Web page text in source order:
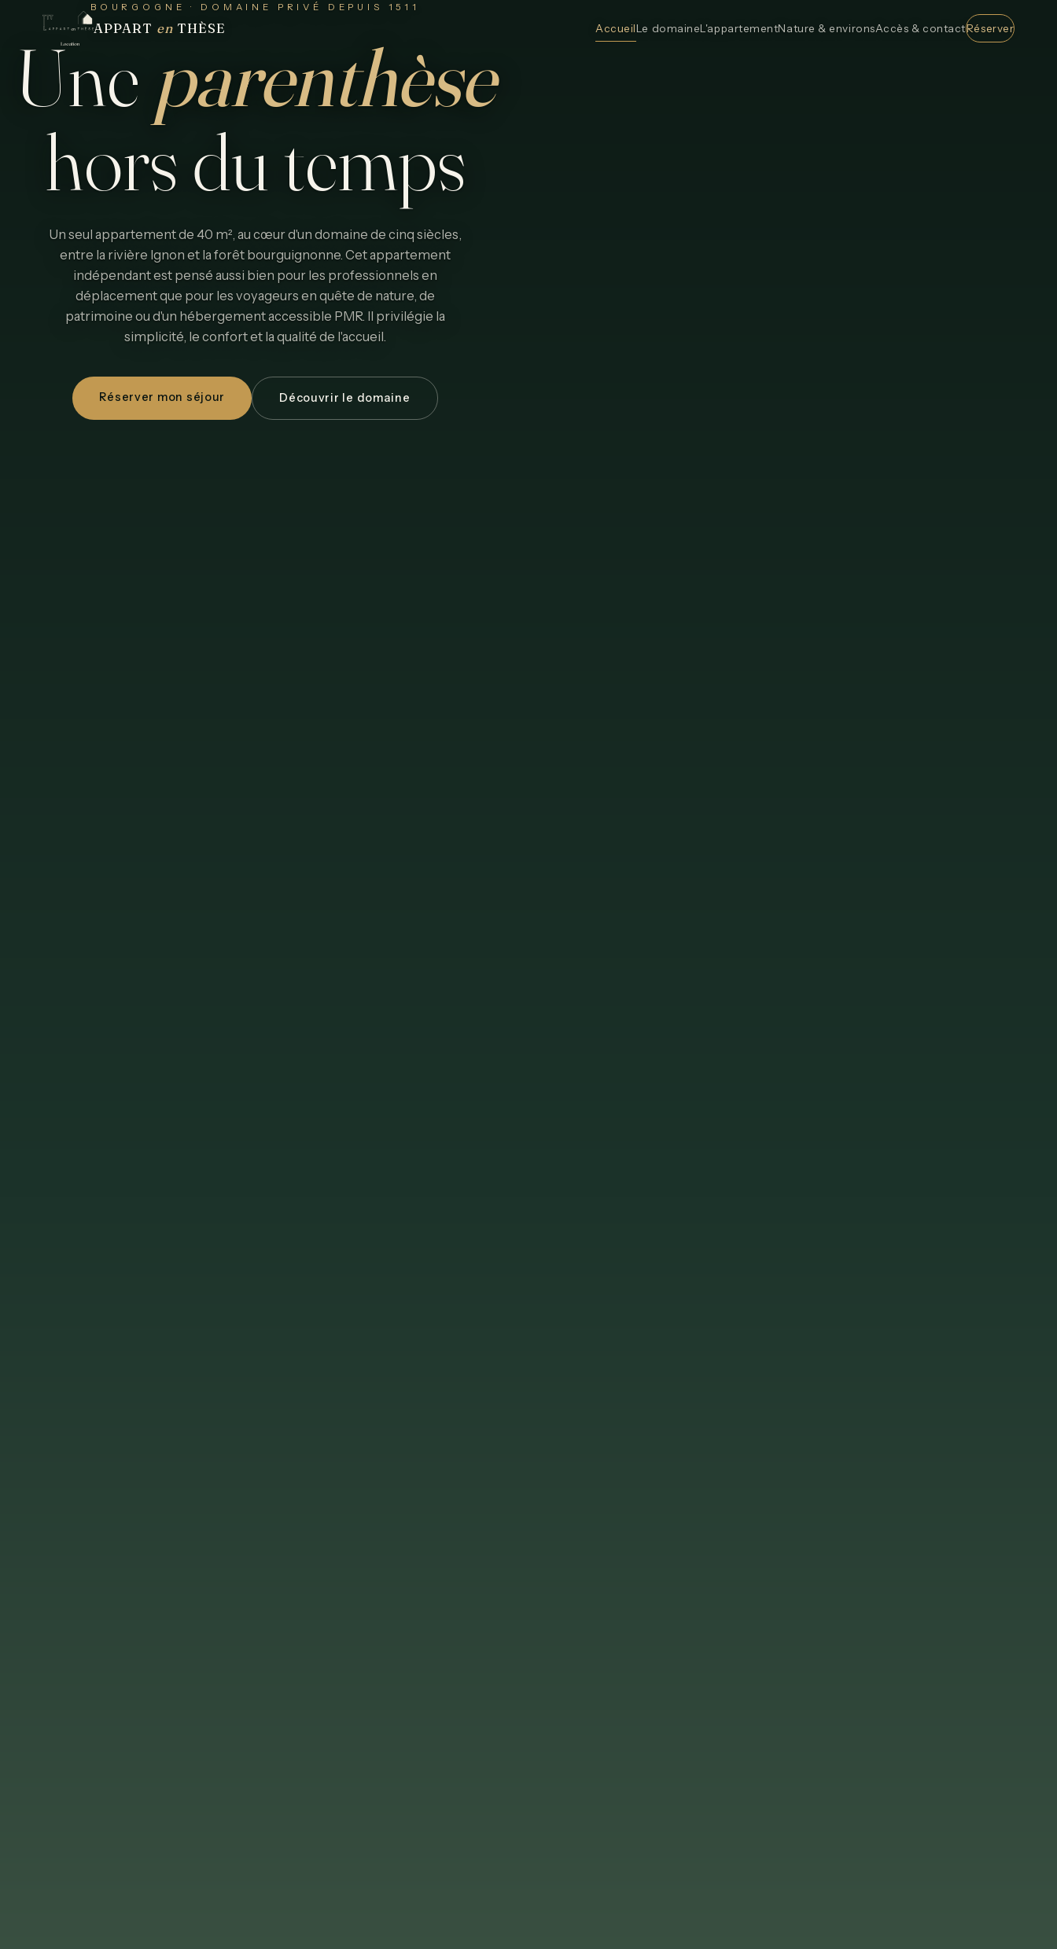
APPART en THÈSE AccueilLe domaineL'appartementNature & environsAccès & contactRéserver
BOURGOGNE · DOMAINE PRIVÉ DEPUIS 1511
Une parenthèse
horsdutemps
Un seul appartement de 40 m², au cœur d'un domaine de cinq siècles,
entre la rivière Ignon et la forêt bourguignonne. Cet appartement
indépendant est pensé aussi bien pour les professionnels en
déplacement que pour les voyageurs en quête de nature, de
patrimoine ou d'un hébergement accessible PMR. Il privilégie la
simplicité, le confort et la qualité de l'accueil.
Réserver mon séjour Découvrir le domaine